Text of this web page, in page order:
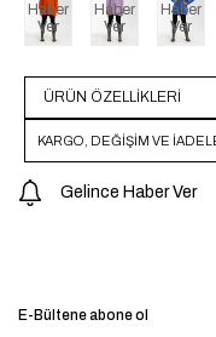
Haber
Ver
Haber
Ver
Haber
Ver
ÜRÜN ÖZELLIKLERI
KARGO, DEĞİŞİM VE
Gelince Haber Ver
E-Bültene abone ol